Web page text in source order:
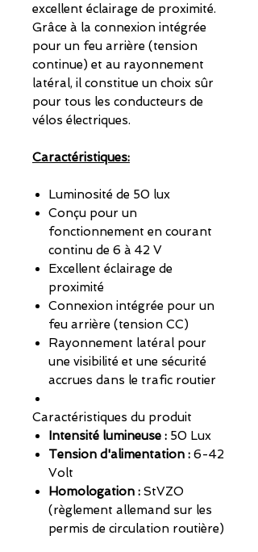
excellent éclairage de proximité.
Grâce à la connexion intégrée
pour un feu arrière (tension
continue) et au rayonnement
latéral, il constitue un choix sûr
pour tous les conducteurs de
vélos électriques.
Caractéristiques:
Luminosité de 50 lux
Conçu pour un
fonctionnement en courant
continu de 6 à 42 V
Excellent éclairage de
proximité
Connexion intégrée pour un
feu arrière (tension CC)
Rayonnement latéral pour
une visibilité et une sécurité
accrues dans le trafic routier
Caractéristiques du produit
Intensité lumineuse : 50 Lux
Tension d'alimentation : 6-42
Volt
Homologation : StVZO
(règlement allemand sur les
permis de circulation routière)